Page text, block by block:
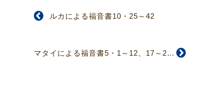
ルカによる福音書10・25～42
マタイによる福音書5・1～12、17～20